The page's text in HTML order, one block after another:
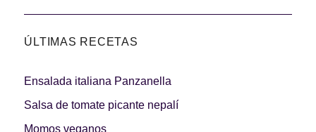
ÚLTIMAS RECETAS
Ensalada italiana Panzanella
Salsa de tomate picante nepalí
Momos veganos